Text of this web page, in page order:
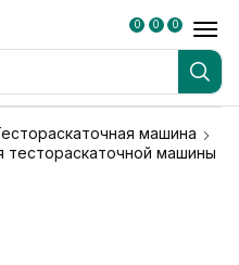
0 0 0
машина
машины